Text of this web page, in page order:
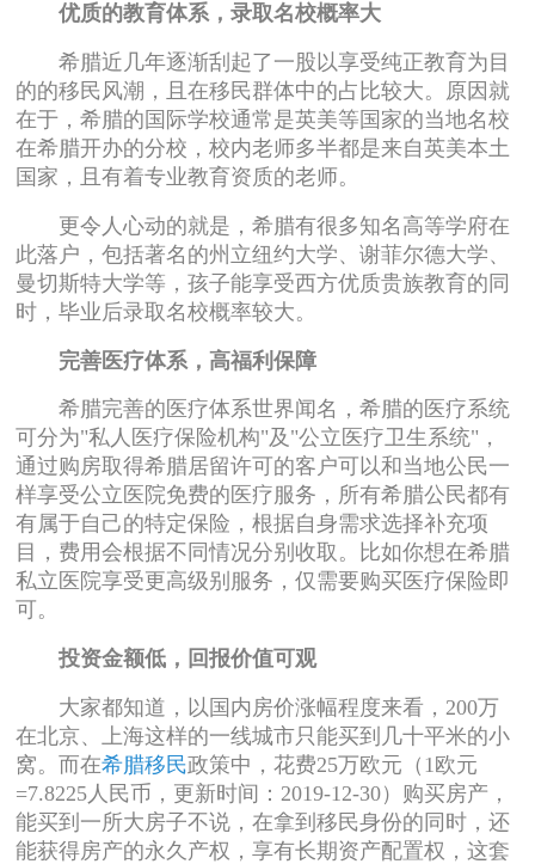
优质的教育体系，录取名校概率大
希腊近几年逐渐刮起了一股以享受纯正教育为目
的的移民风潮，且在移民群体中的占比较大。原因就
在于，希腊的国际学校通常是英美等国家的当地名校
在希腊开办的分校，校内老师多半都是来自英美本土
国家，且有着专业教育资质的老师。
更令人心动的就是，希腊有很多知名高等学府在
此落户，包括著名的州立纽约大学、谢菲尔德大学、
曼切斯特大学等，孩子能享受西方优质贵族教育的同
时，毕业后录取名校概率较大。
完善医疗体系，高福利保障
希腊完善的医疗体系世界闻名，希腊的医疗系统
可分为"私人医疗保险机构"及"公立医疗卫生系统"，
通过购房取得希腊居留许可的客户可以和当地公民一
样享受公立医院免费的医疗服务，所有希腊公民都有
有属于自己的特定保险，根据自身需求选择补充项
目，费用会根据不同情况分别收取。比如你想在希腊
私立医院享受更高级别服务，仅需要购买医疗保险即
可。
投资金额低，回报价值可观
大家都知道，以国内房价涨幅程度来看，200万
在北京、上海这样的一线城市只能买到几十平米的小
窝。而在希腊移民政策中，花费25万欧元（1欧元
=7.8225人民币，更新时间：2019-12-30）购买房产，
能买到一所大房子不说，在拿到移民身份的同时，还
能获得房产的永久产权，享有长期资产配置权，这套